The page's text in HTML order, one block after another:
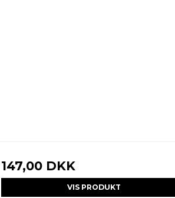
147,00 DKK
VIS PRODUKT